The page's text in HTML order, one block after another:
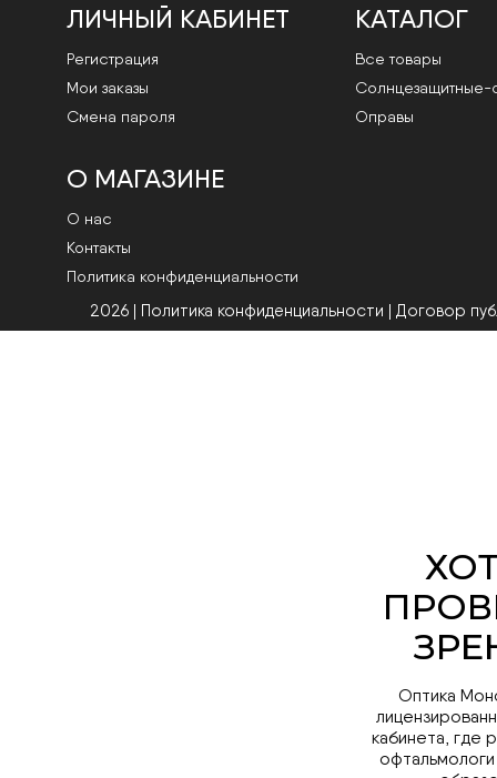
ЛИЧНЫЙ КАБИНЕТ
Регистрация
Мои заказы
Смена пароля
КАТАЛОГ
Все товары
Cолнцезащитные-
Оправы
О МАГАЗИНЕ
О нас
Контакты
Политика конфиденциальности
2026 | Политика конфиденциальности | Договор
Оптика
кабинета, где